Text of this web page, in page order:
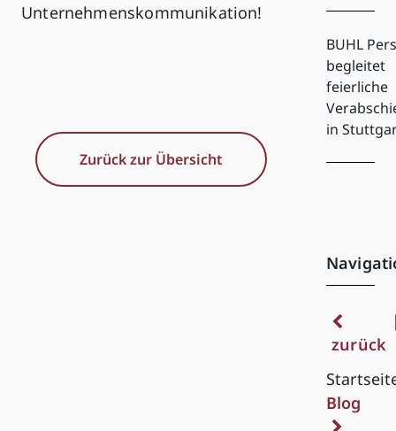
Unternehmenskommunikation!
Zurück zur Übersicht
BUHL
begleitet
feierliche
in
zurück
Blog